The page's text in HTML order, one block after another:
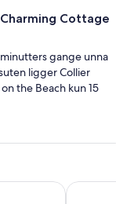
Cottage
gange unna
ligger Collier
the Beach kun 15